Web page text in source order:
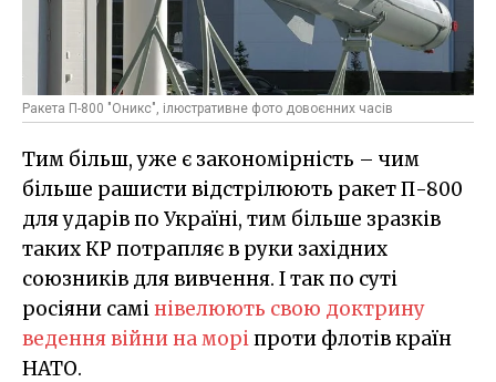
Ракета П-800 "Оникс", ілюстративне фото довоєнних часів
Тим більш, уже є закономірність – чим
більше рашисти відстрілюють ракет П-800
для ударів по Україні, тим більше зразків
таких КР потрапляє в руки західних
союзників для вивчення. І так по суті
росіяни самінівелюють свою доктрину
ведення війни на моріпроти флотів країн
НАТО.